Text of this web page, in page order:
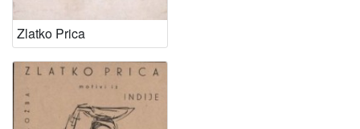
Zlatko Prica